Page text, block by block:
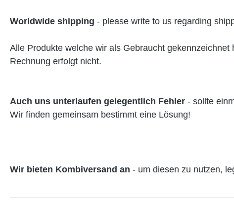
Worldwide shipping - please write to us regarding
Alle Produkte welche wir als Gebraucht gekennzeichnet
Rechnung erfolgt nicht.
Auch uns unterlaufen gelegentlich Fehler - sollte
Wir finden gemeinsam bestimmt eine Lösung!
Wir bieten Kombiversand an - um diesen zu nutzen,